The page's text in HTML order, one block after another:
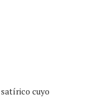
cuyo